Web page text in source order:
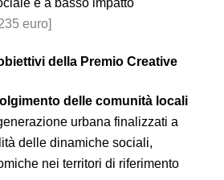
e a basso impatto
euro]
della Premio Creative
delle comunità locali
urbana finalizzati a
delle dinamiche sociali,
nei territori di riferimento